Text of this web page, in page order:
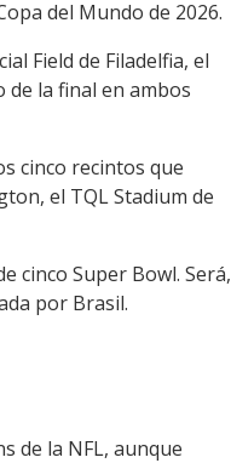
del Mundo de 2026.
Field de Filadelfia, el
de la final en ambos
cinco recintos que
el TQL Stadium de
cinco Super Bowl. Será,
por Brasil.
de la NFL, aunque